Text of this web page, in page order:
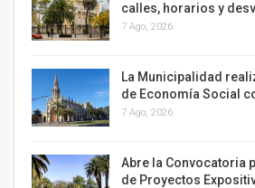
calles, horarios y
7 Ago, 2026
La Municipalidad
de Economía Social
7 Ago, 2026
Abre la Convocatoria
de Proyectos